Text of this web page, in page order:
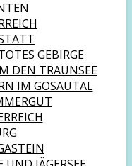
GEBIRGE
DEN TRAUNSEE
IM GOSAUTAL